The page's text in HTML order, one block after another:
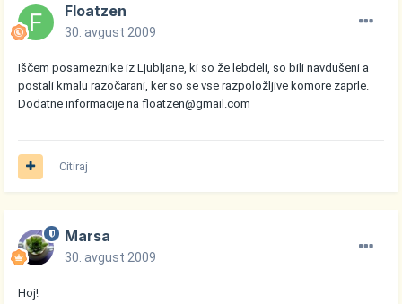
Floatzen
30. avgust 2009
Iščem posameznike iz Ljubljane, ki so že lebdeli, so bili navdušeni a
postali kmalu razočarani, ker so se vse razpoložljive komore zaprle.
Dodatne informacije na floatzen@gmail.com
Citiraj
Marsa
30. avgust 2009
Hoj!